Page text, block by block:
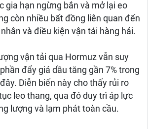
gia hạn ngừng bắn và mở lại eo
còn nhiều bất đồng liên quan đến
và điều kiện vận tải hàng hải.
vận tải qua Hormuz vẫn suy
đẩy giá dầu tăng gần 7% trong
Diễn biến này cho thấy rủi ro
leo thang, qua đó duy trì áp lực
lượng và lạm phát toàn cầu.